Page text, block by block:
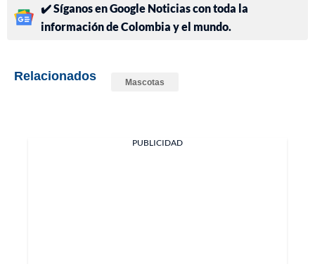
✔️ Síganos en Google Noticias con toda la
información de Colombia y el mundo.
Relacionados Mascotas
PUBLICIDAD